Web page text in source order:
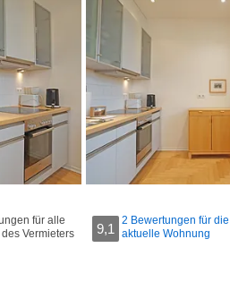
für alle
Vermieters
9,1
2 Bewertungen für die
aktuelle Wohnung